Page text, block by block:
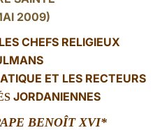
2009)
CHEFS RELIGIEUX
ET LES RECTEURS
JORDANIENNES
BENOÎT XVI*